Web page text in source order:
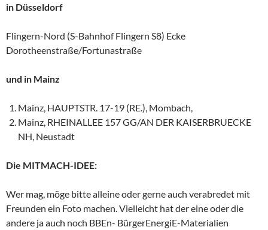
in Düsseldorf
Flingern-Nord (S-Bahnhof Flingern S8) Ecke
Dorotheenstraße/Fortunastraße
und in Mainz
Mainz, HAUPTSTR. 17-19 (RE.), Mombach,
Mainz, RHEINALLEE 157 GG/AN DER KAISERBRUECKE
NH, Neustadt
Die MITMACH-IDEE:
Wer mag, möge bitte alleine oder gerne auch verabredet mit
Freunden ein Foto machen. Vielleicht hat der eine oder die
andere ja auch noch BBEn- BürgerEnergiE-Materialien